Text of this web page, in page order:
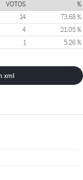
VOTOS %
14 73,68 %
4 21,05 %
1 5,26 %
xml